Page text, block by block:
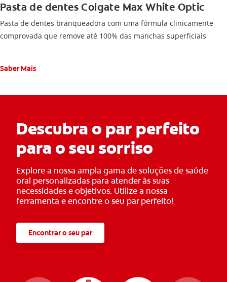
Pasta de dentes Colgate Max White Optic
Pasta de dentes branqueadora com uma fórmula clinicamente
comprovada que remove até 100% das manchas superficiais
Saber Mais
Descubra o par perfeito
para o seu sorriso
Explore a nossa ampla gama de soluções de saúde
oral personalizadas para atender às suas
necessidades e objetivos. Utilize a nossa
ferramenta e encontre o seu par perfeito!
Encontrar o seu par